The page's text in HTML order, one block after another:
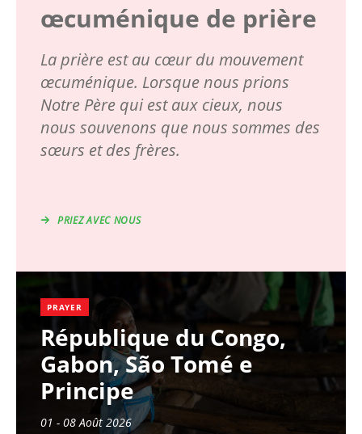
œcuménique de prière
La prière est au cœur du mouvement
œcuménique. Lorsque nous prions
Notre Père qui est aux cieux, nous
nous souvenons que nous sommes des
sœurs et des frères.
PRIEZ AVEC NOUS
PRAYER
République du Congo,
Gabon, São Tomé e
Principe
01 - 08 Août 2026